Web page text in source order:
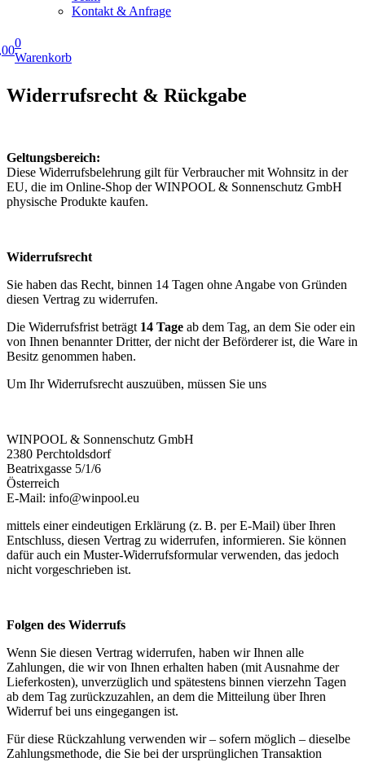
Kontakt & Anfrage
0
Warenkorb
Widerrufsrecht & Rückgabe
Geltungsbereich:
Diese Widerrufsbelehrung gilt für Verbraucher mit Wohnsitz in der
EU, die im Online-Shop der WINPOOL & Sonnenschutz GmbH
physische Produkte kaufen.
Widerrufsrecht
Sie haben das Recht, binnen 14 Tagen ohne Angabe von Gründen
diesen Vertrag zu widerrufen.
Die Widerrufsfrist beträgt 14 Tage ab dem Tag, an dem Sie oder ein
von Ihnen benannter Dritter, der nicht der Beförderer ist, die Ware in
Besitz genommen haben.
Um Ihr Widerrufsrecht auszuüben, müssen Sie uns
WINPOOL & Sonnenschutz GmbH
2380 Perchtoldsdorf
Beatrixgasse 5/1/6
Österreich
E-Mail: info@winpool.eu
mittels einer eindeutigen Erklärung (z. B. per E-Mail) über Ihren
Entschluss, diesen Vertrag zu widerrufen, informieren. Sie können
dafür auch ein Muster-Widerrufsformular verwenden, das jedoch
nicht vorgeschrieben ist.
Folgen des Widerrufs
Wenn Sie diesen Vertrag widerrufen, haben wir Ihnen alle
Zahlungen, die wir von Ihnen erhalten haben (mit Ausnahme der
Lieferkosten), unverzüglich und spätestens binnen vierzehn Tagen
ab dem Tag zurückzuzahlen, an dem die Mitteilung über Ihren
Widerruf bei uns eingegangen ist.
Für diese Rückzahlung verwenden wir – sofern möglich – dieselbe
Zahlungsmethode, die Sie bei der ursprünglichen Transaktion